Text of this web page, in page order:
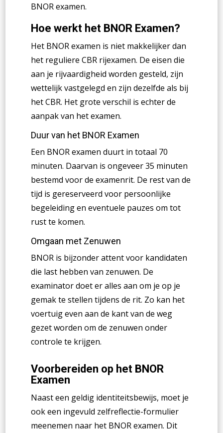
BNOR examen.
Hoe werkt het BNOR Examen?
Het BNOR examen is niet makkelijker dan
het reguliere CBR rijexamen. De eisen die
aan je rijvaardigheid worden gesteld, zijn
wettelijk vastgelegd en zijn dezelfde als bij
het CBR. Het grote verschil is echter de
aanpak van het examen.
Duur van het BNOR Examen
Een BNOR examen duurt in totaal 70
minuten. Daarvan is ongeveer 35 minuten
bestemd voor de examenrit. De rest van de
tijd is gereserveerd voor persoonlijke
begeleiding en eventuele pauzes om tot
rust te komen.
Omgaan met Zenuwen
BNOR is bijzonder attent voor kandidaten
die last hebben van zenuwen. De
examinator doet er alles aan om je op je
gemak te stellen tijdens de rit. Zo kan het
voertuig even aan de kant van de weg
gezet worden om de zenuwen onder
controle te krijgen.
Voorbereiden op het BNOR
Examen
Naast een geldig identiteitsbewijs, moet je
ook een ingevuld zelfreflectie-formulier
meenemen naar het BNOR examen. Dit